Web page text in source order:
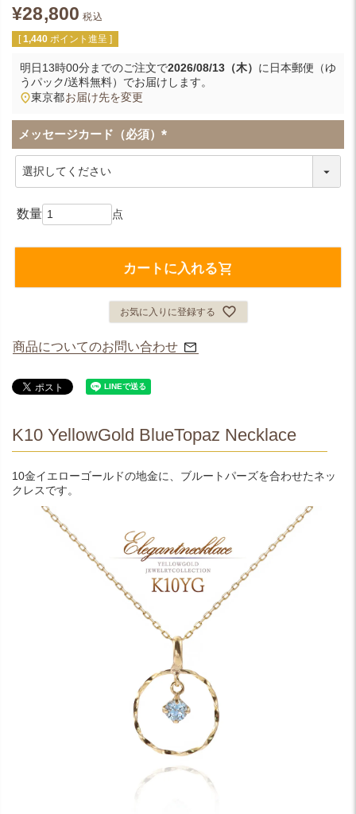
¥28,800 税込
[ 1,440 ポイント進呈 ]
明日13時00分までのご注文で2026/08/13（木） に 日本郵便（ゆ
うパック/送料無料） でお届けします。
東京都お届け先を変更
メッセージカード（必須）
(
カートに入れる
お気に入りに登録する
商品についてのお問い合わせ
K10 YellowGold BlueTopaz Necklace
10金イエローゴールドの地金に、ブルートパーズを合わせたネッ
クレスです。